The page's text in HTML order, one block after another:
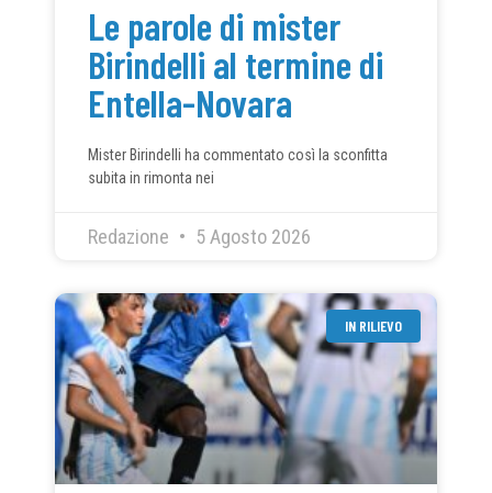
Le parole di mister
Birindelli al termine di
Entella-Novara
Mister Birindelli ha commentato così la sconfitta
subita in rimonta nei
Redazione 5 Agosto 2026
IN RILIEVO